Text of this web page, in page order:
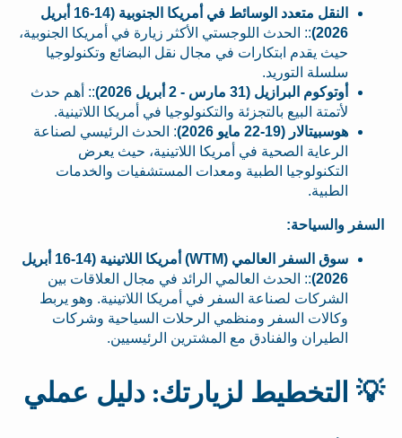
النقل متعدد الوسائط في أمريكا الجنوبية (14-16 أبريل
2026) :: الحدث اللوجستي الأكثر زيارة في أمريكا الجنوبية،
حيث يقدم ابتكارات في مجال نقل البضائع وتكنولوجيا
سلسلة التوريد.
أوتوكوم البرازيل (31 مارس - 2 أبريل 2026)
:: أهم حدث
لأتمتة البيع بالتجزئة والتكنولوجيا في أمريكا اللاتينية.
هوسبيتالار (19-22 مايو 2026)
: الحدث الرئيسي لصناعة
الرعاية الصحية في أمريكا اللاتينية، حيث يعرض
التكنولوجيا الطبية ومعدات المستشفيات والخدمات
الطبية.
السفر والسياحة:
سوق السفر العالمي (WTM) أمريكا اللاتينية (14-16 أبريل
2026) :: الحدث العالمي الرائد في مجال العلاقات بين
الشركات لصناعة السفر في أمريكا اللاتينية. وهو يربط
وكالات السفر ومنظمي الرحلات السياحية وشركات
الطيران والفنادق مع المشترين الرئيسيين.
💡 التخطيط لزيارتك: دليل عملي